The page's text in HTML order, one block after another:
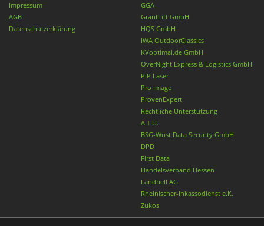
Impressum
AGB
Datenschutzerklärung
GGA
GrantLift GmbH
HQS GmbH
IWA OutdoorClassics
KVoptimal.de GmbH
OverNight Express & Logistics GmbH
PiP Laser
Pro Image
ProvenExpert
Rechtliche Unterstützung
A.T.U.
BSG-Wüst Data Security GmbH
DPD
First Data
Handelsverband Hessen
Landbell AG
Rheinischer-Inkassodienst e.K.
Zukos